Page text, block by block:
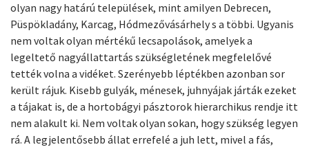
olyan nagy határú települések, mint amilyen Debrecen,
Püspökladány, Karcag, Hódmezővásárhely s a többi. Ugyanis
nem voltak olyan mértékű lecsapolások, amelyek a
legeltető nagyállattartás szükségletének megfelelővé
tették volna a vidéket. Szerényebb léptékben azonban sor
került rájuk. Kisebb gulyák, ménesek, juhnyájak járták ezeket
a tájakat is, de a hortobágyi pásztorok hierarchikus rendje itt
nem alakult ki. Nem voltak olyan sokan, hogy szükség legyen
rá. A legjelentősebb állat errefelé a juh lett, mivel a fás,